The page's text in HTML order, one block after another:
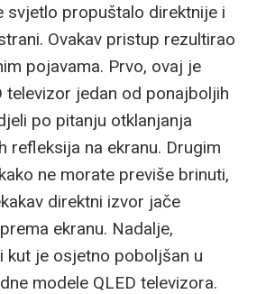
svjetlo propuštalo direktnije i
Ovakav pristup rezultirao
pojavama. Prvo, ovaj je
televizor jedan od ponajboljih
po pitanju otklanjanja
refleksija na ekranu. Drugim
ne morate previše brinuti,
direktni izvor jače
ekranu. Nadalje,
kut je osjetno poboljšan u
modele QLED televizora.